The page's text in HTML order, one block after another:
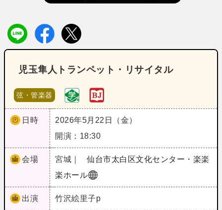
児玉隼人トランペット・リサイタル
弦・管楽器
日時
2026年5月22日（金）
開演：18:30
会場 宮城｜
仙台市太白区文化センター・楽楽
楽ホール
出演 竹沢絵里子p